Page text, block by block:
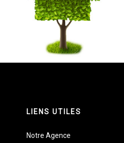
LIENS UTILES
Notre Agence